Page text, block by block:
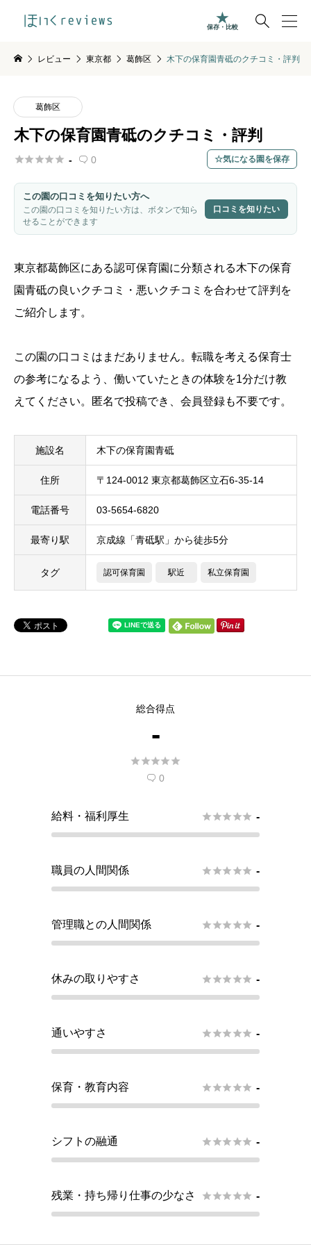

保存・比較
レビュー 東京都 葛飾区 木下の保育園青砥のクチコミ・評判
葛飾区
木下の保育園青砥のクチコミ・評判
 -  0 気になる園を保存
この園の口コミを知りたい方へ
この園の口コミを知りたい方は、ボタンで知ら
せることができます
口コミを知りたい
東京都葛飾区にある認可保育園に分類される木下の保育
園青砥の良いクチコミ・悪いクチコミを合わせて評判を
ご紹介します。
この園の口コミはまだありません。転職を考える保育士
の参考になるよう、働いていたときの体験を1分だけ教
えてください。匿名で投稿でき、会員登録も不要です。
施設名 木下の保育園青砥
住所 〒124-0012 東京都葛飾区立石6-35-14
電話番号 03-5654-6820
最寄り駅 京成線「青砥駅」から徒歩5分
タグ 認可保育園 駅近 私立保育園
総合得点
-

 0
給料・福利厚生  -
職員の人間関係  -
管理職との人間関係  -
休みの取りやすさ  -
通いやすさ  -
保育・教育内容  -
シフトの融通  -
残業・持ち帰り仕事の少なさ  -